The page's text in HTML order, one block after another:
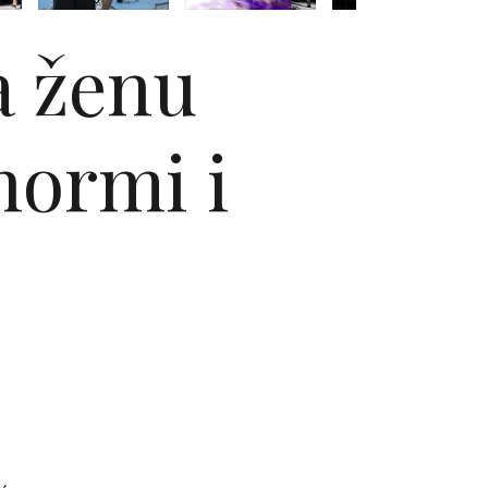
ženu
i